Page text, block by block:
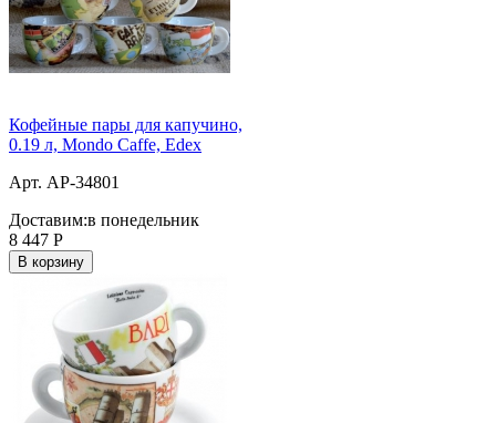
Кофейные пары для капучино,
0.19 л, Mondo Caffe, Edex
Арт. AP-34801
Доставим:в понедельник
8 447 Р
В корзину